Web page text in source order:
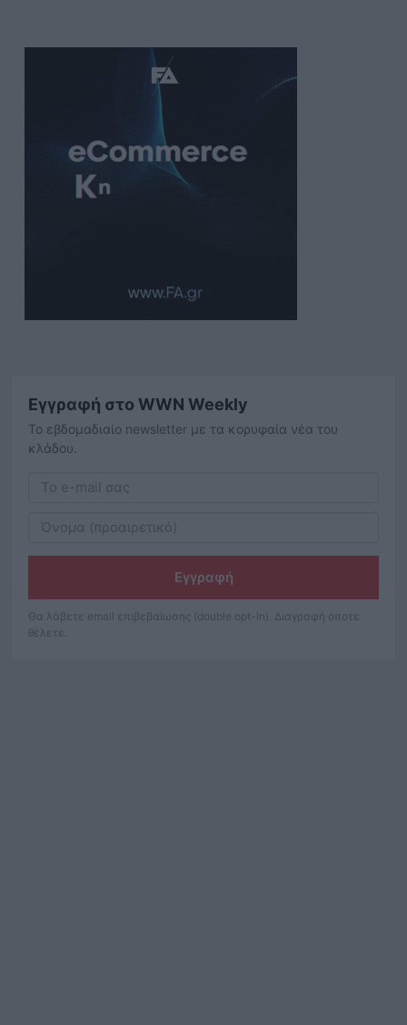
Εγγραφή στο WWN Weekly
Το εβδομαδιαίο newsletter με τα κορυφαία νέα του
κλάδου.
Εγγραφή
Θα λάβετε email επιβεβαίωσης (double opt-in). Διαγραφή όποτε
θέλετε.